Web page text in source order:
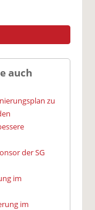
auch
zu
der SG
im
im